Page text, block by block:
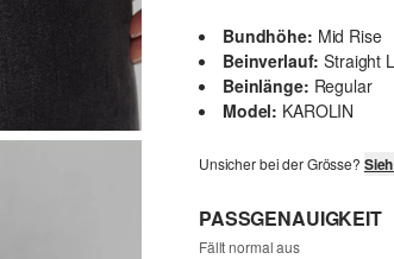
Bundhöhe: Mid Rise
Beinverlauf: Straight
Beinlänge: Regular
Model: KAROLIN
Unsicher bei der Grösse?
PASSGENAUIGKEIT
Fällt normal aus